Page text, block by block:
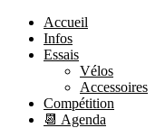
Accueil
Infos
Essais
Vélos
Accessoires
Compétition
📆 Agenda